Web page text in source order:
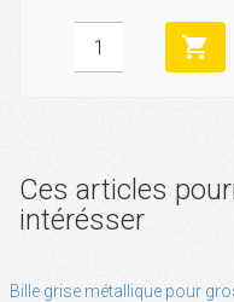
shopping_cart
Ces articles
intérésser
Bille grise métallique pour